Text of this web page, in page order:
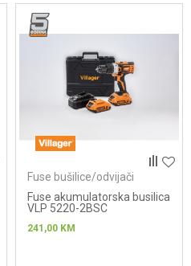
Fuse bušilice/odvijači
Fuse akumulatorska busilica
VLP 5220-2BSC
241,00 KM